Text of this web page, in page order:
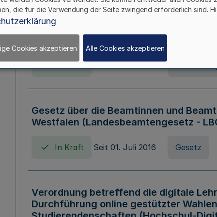
Verordnung über die
Nordrhein-Westfalen
Gesetz über die Beamtinnen und
Westfalen (Landesbeamtengesetz -
In Kraft Seit 01. Juli 2016 Gesetz
Verordnung betreffend die digitale
Durchführung online gestützter
die für die Verwendung der Seite zwingend erforderlich sind.
Cookies akzeptieren Alle Cookies akzeptieren